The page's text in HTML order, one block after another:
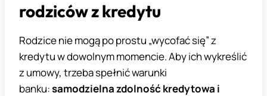
rodziców z kredytu
Rodzice nie mogą po prostu „wycofać się” z
kredytu w dowolnym momencie. Aby ich wykreślić
z umowy, trzeba spełnić warunki
banku:samodzielna zdolność kredytowa i